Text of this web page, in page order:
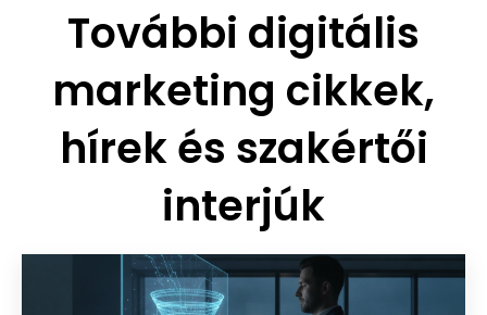
További digitális
marketing cikkek,
hírek és szakértői
interjúk